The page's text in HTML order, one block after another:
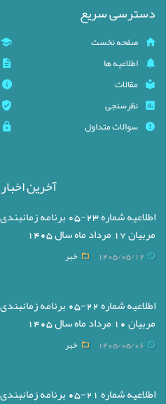
دسترسی سریع
صفحه نخست
اطلاعیه ها
مقالات
نظرسنجی
سوالات متداول
آخرین
اطلاعیه شماره 23-05
مربیان 17 مرداد ماه سال 1405
1405/05/12 خبر
اطلاعیه شماره 22-05
مربیان 10 مرداد ماه سال 1405
1405/05/06 خبر
اطلاعیه شماره 21-05